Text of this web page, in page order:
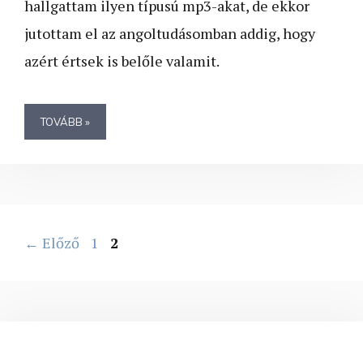
hallgattam ilyen típusú mp3-akat, de ekkor
jutottam el az angoltudásomban addig, hogy
azért értsek is belőle valamit.
TOVÁBB »
← Előző Oldal
1 Oldal
2